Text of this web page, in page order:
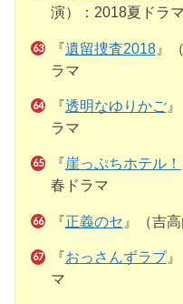
演）：2018夏ドラマ
『遺留捜査2018』
ラマ
『透明なゆりかご
ラマ
『 崖っぷちホテル！
春ドラマ
『正義のセ 』（吉
『 おっさんずラブ
マ